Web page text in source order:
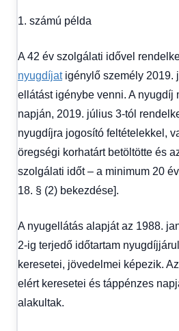
1. számú példa
A 42 év szolgálati idővel
nyugdíjatigénylő személy 2019.
ellátást igénybe venni. A nyugdíj
napján, 2019. július 3-tól
nyugdíjra jogosító feltételekkel,
öregségi korhatárt betöltötte és
szolgálati időt – a minimum 20
18. § (2) bekezdése].
A nyugellátás alapját az 1988.
2-ig terjedő időtartam
keresetei, jövedelmei képezik.
elért keresetei és táppénzes
alakultak.